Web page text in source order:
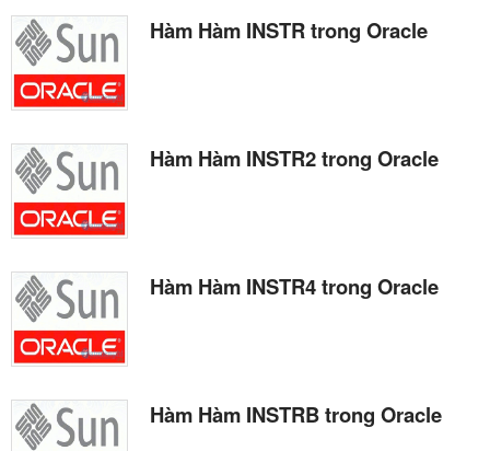
Hàm Hàm INSTR trong Oracle
Hàm Hàm INSTR2 trong Oracle
Hàm Hàm INSTR4 trong Oracle
Hàm Hàm INSTRB trong Oracle